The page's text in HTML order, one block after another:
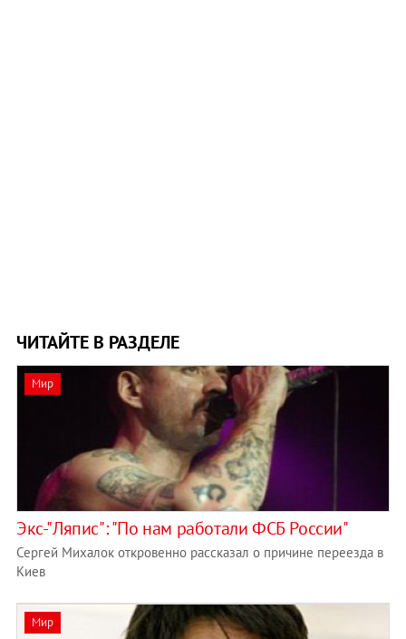
ЧИТАЙТЕ В РАЗДЕЛЕ
Мир
Экс-"Ляпис": "По нам работали ФСБ России"
Сергей Михалок откровенно рассказал о причине переезда в
Киев
Мир